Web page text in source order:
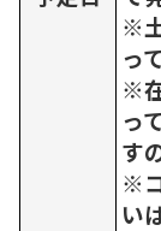
※
っ
※
っ
す
※
い